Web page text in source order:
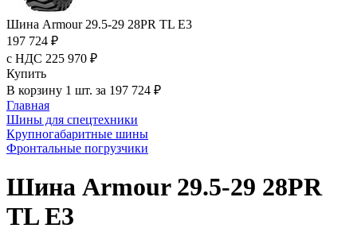
Шина Armour 29.5-29 28PR TL E3
197 724 ₽
с НДС 225 970 ₽
Купить
В корзину 1 шт. за 197 724 ₽
Главная
Шины для спецтехники
Крупногабаритные шины
Фронтальные погрузчики
Шина Armour 29.5-29 28PR
TL E3